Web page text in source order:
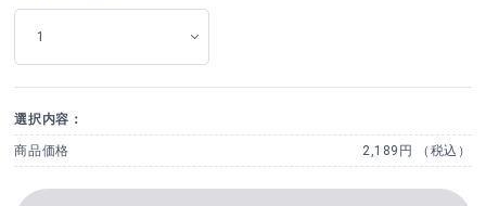
選択内容：
商品価格 2,189円 （税込）